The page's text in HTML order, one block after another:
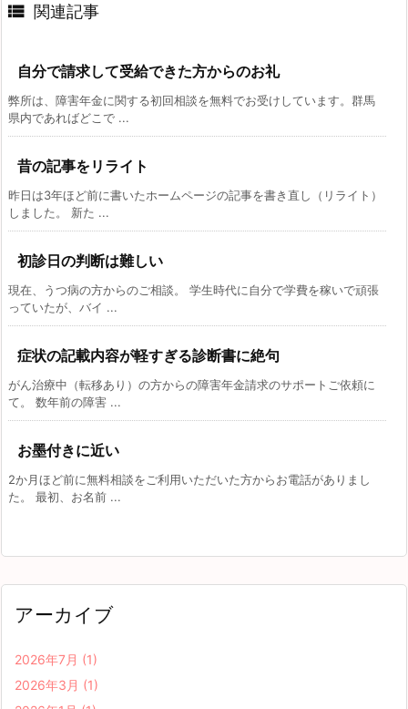
 関連記事
自分で請求して受給できた方からのお礼
弊所は、障害年金に関する初回相談を無料でお受けしています。群馬
県内であればどこで ...
昔の記事をリライト
昨日は3年ほど前に書いたホームページの記事を書き直し（リライト）
しました。 新た ...
初診日の判断は難しい
現在、うつ病の方からのご相談。 学生時代に自分で学費を稼いで頑張
っていたが、バイ ...
症状の記載内容が軽すぎる診断書に絶句
がん治療中（転移あり）の方からの障害年金請求のサポートご依頼に
て。 数年前の障害 ...
お墨付きに近い
2か月ほど前に無料相談をご利用いただいた方からお電話がありまし
た。 最初、お名前 ...
アーカイブ
2026年7月 (1)
2026年3月 (1)